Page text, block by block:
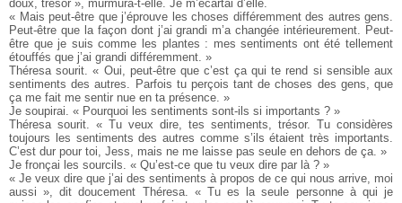
doux, trésor », murmura-t-elle. Je m’écartai d’elle.
« Mais peut-être que j’éprouve les choses différemment des autres gens.
Peut-être que la façon dont j’ai grandi m’a changée intérieurement. Peut-
être que je suis comme les plantes : mes sentiments ont été tellement
étouffés que j’ai grandi différemment. »
Théresa sourit. « Oui, peut-être que c’est ça qui te rend si sensible aux
sentiments des autres. Parfois tu perçois tant de choses des gens, que
ça me fait me sentir nue en ta présence. »
Je soupirai. « Pourquoi les sentiments sont-ils si importants ? »
Théresa sourit. « Tu veux dire, tes sentiments, trésor. Tu considères
toujours les sentiments des autres comme s’ils étaient très importants.
C’est dur pour toi, Jess, mais ne me laisse pas seule en dehors de ça. »
Je fronçai les sourcils. « Qu’est-ce que tu veux dire par là ? »
« Je veux dire que j’ai des sentiments à propos de ce qui nous arrive, moi
aussi », dit doucement Théresa. « Tu es la seule personne à qui je